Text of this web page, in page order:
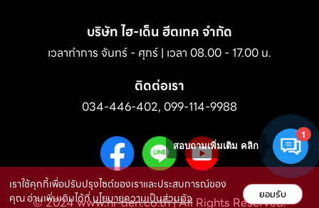
บริษัท ไฮ-เด็น ฮีตเทค จำกัด
เวลาทำการ จันทร์ - ศุกร์ | เวลา 08.00 - 17.00 น.
ติดต่อเรา
034-446-402, 099-114-9988
© 2024 www.hi-den.co.th | All Rights Reserved.
เราใช้คุกกี้เพื่อปรับปรุงไซต์ของเราและประสบการณ์ของ
คุณ อ่านเพิ่มเติมได้ที่นโยบายความเป็นส่วนตัว ยอมรับ
1
สอบถามเพิ่มเติม คลิก